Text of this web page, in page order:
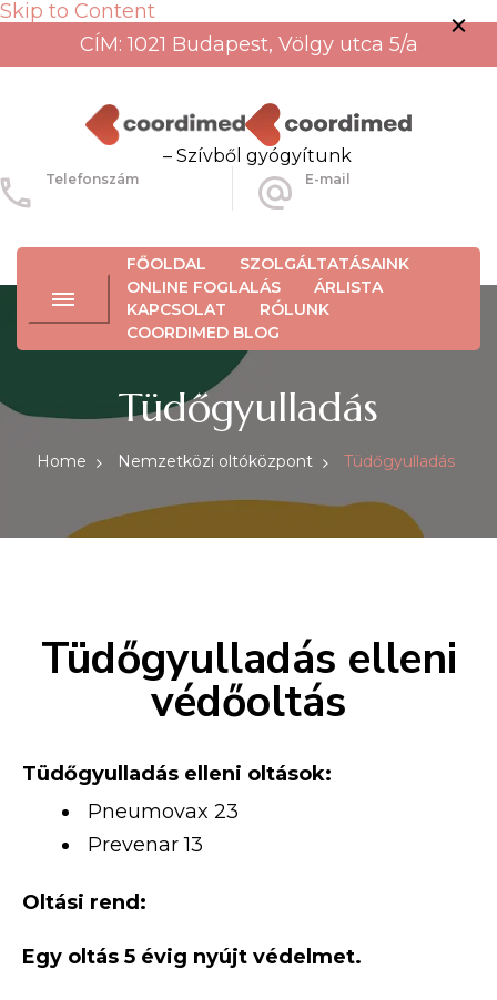
Skip to Content
CÍM: 1021 Budapest, Völgy utca 5/a
– Szívből gyógyítunk
Telefonszám E-mail
FŐOLDAL
SZOLGÁLTATÁSAINK
ONLINE FOGLALÁS
ÁRLISTA
KAPCSOLAT
RÓLUNK
COORDIMED BLOG
Tüdőgyulladás
Home Nemzetközi oltóközpont Tüdőgyulladás
Tüdőgyulladás elleni
védőoltás
Tüdőgyulladás elleni oltások:
Pneumovax 23
Prevenar 13
Oltási rend:
Egy oltás 5 évig nyújt védelmet.